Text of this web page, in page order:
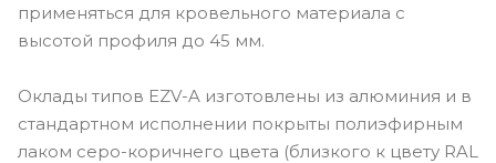
применяться для кровельного материала с
высотой профиля до 45 мм.
Оклады типов EZV-A изготовлены из алюминия и в
стандартном исполнении покрыты полиэфирным
лаком серо-коричнего цвета (близкого к цвету RAL